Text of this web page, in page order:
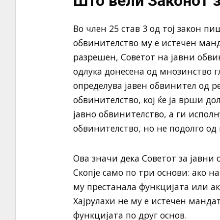
Во член 25 став 3 од тој закон
обвинителство му е истечен
разрешен, Советот на јавни
одлука донесена од мнозинство
определува јавен обвинител од
обвинителство, кој ќе ја врши
јавно обвинителство, а ги
обвинителство, но не подолго од
Ова значи дека Советот за
Скопје само по три основи: ако
му престанала функцијата или
Хајрулахи не му е истечен
функцијата по друг основ.